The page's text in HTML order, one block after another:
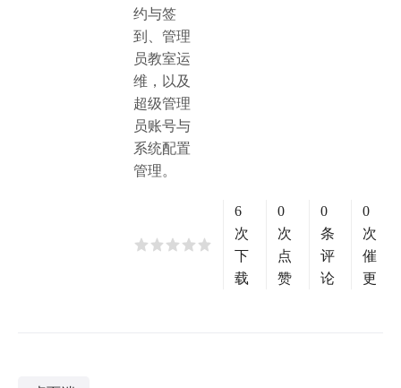
约与签
到、管理
员教室运
维，以及
超级管理
员账号与
系统配置
管理。
6
次
下
载
0
次
点
赞
0
条
评
论
0
次
催
更